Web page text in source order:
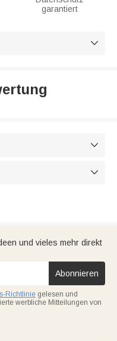
garantiert



und vieles mehr direkt
Abonnieren
Richtlinie gelesen und
werbliche Mitteilungen von